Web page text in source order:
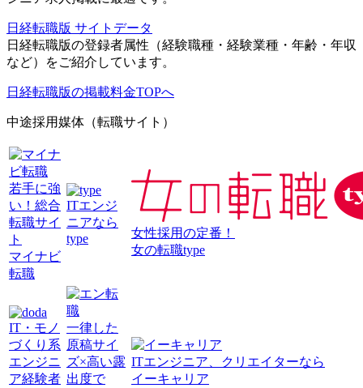
日経転職版 サイトデータ
日経転職版の登録者属性（経験職種・経験業種・年齢・年収
など）をご紹介しています。
日経転職版の掲載料金TOPへ
中途採用媒体（転職サイト）
若手に強
い！総合
転職サイ
ト
マイナビ
転職
ITエンジ
ニアなら
type
女性採用の定番！
女の転職type
IT・モノ
づくり系
エンジニ
ア経験者
一律した
原稿サイ
ズ×高い露
出度で
ITエンジニア、クリエイターなら
イーキャリア